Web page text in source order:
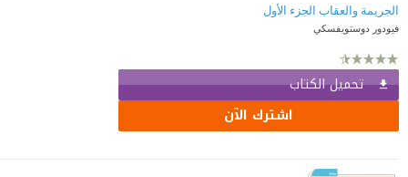
الجريمة والعقاب الجزء الأول
فيودور دوستويفسكي
تحميل الكتاب
اشترك الآن